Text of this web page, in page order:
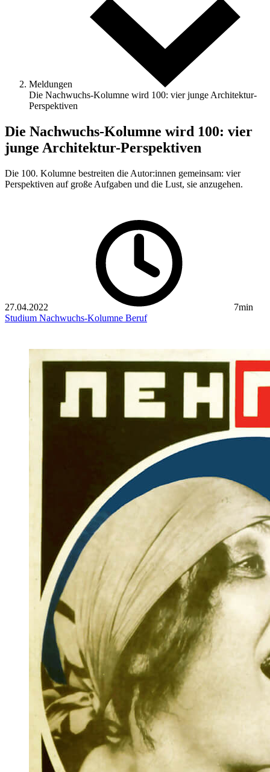
Meldungen
Die Nachwuchs-Kolumne wird 100: vier junge Architektur-
Perspektiven
Die Nachwuchs-Kolumne wird 100: vier
junge Architektur-Perspektiven
Die 100. Kolumne bestreiten die Autor:innen gemeinsam: vier
Perspektiven auf große Aufgaben und die Lust, sie anzugehen.
27.04.2022
7min
Studium Nachwuchs-Kolumne Beruf